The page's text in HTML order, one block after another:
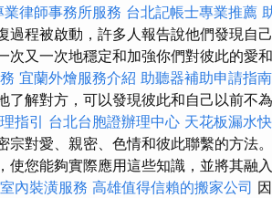
業律師事務所服務 台北記帳士專業推薦
過程被啟動，許多人報告說他們發現自
次又一次地穩定和加強你們對彼此的愛
宜蘭外燴服務介紹 助聽器補助申請指南
了解對方，可以發現彼此和自己以前不
指引 台北台胞證辦理中心 天花板漏水
宗對愛、親密、色情和彼此聯繫的方法。
使您能夠實際應用這些知識，並將其融
內裝潢服務 高雄值得信賴的搬家公司